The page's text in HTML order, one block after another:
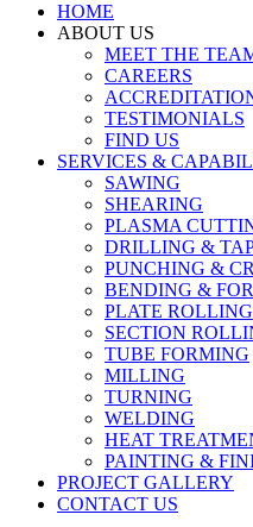
HOME
ABOUT US
MEET THE
CAREERS
TESTIMONIALS
FIND US
SERVICES &
SAWING
SHEARING
PLASMA
DRILLING &
PUNCHING &
BENDING &
PLATE ROLLING
SECTION
TUBE FORMING
MILLING
TURNING
WELDING
HEAT
PAINTING &
PROJECT GALLERY
CONTACT US